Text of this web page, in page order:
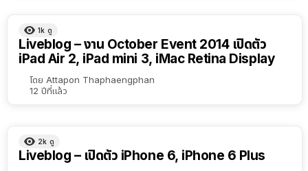
1k ดู
Liveblog – งาน October Event 2014 เปิดตัว
iPad Air 2, iPad mini 3, iMac Retina Display
โดย Attapon Thaphaengphan
12 ปีที่แล้ว
2k ดู
Liveblog – เปิดตัว iPhone 6, iPhone 6 Plus